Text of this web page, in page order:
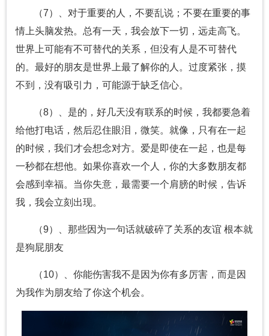
（7）、对于重要的人，不要乱说；不要在重要的事
情上头脑发热。总有一天，我会放下一切，远走高飞。
世界上可能有不可替代的关系，但没有人是不可替代
的。最好的朋友是世界上最了解你的人。过度紧张，摸
不到，没有吸引力，可能源于缺乏信心。
（8）、是的，好几天没有联系的时候，我都要急着
给他打电话，然后忍住眼泪，微笑。就像，只有在一起
的时候，我们才会想念对方。爱是即使在一起，也是每
一秒都在想他。如果你喜欢一个人，你的大多数朋友都
会感到幸福。当你失意，最需要一个肩膀的时候，告诉
我，我会立刻出现。
（9）、那些因为一句话就破碎了关系的友谊 根本就
是狗屁朋友
（10）、你能伤害我不是因为你有多厉害，而是因
为我作为朋友给了你这个机会。